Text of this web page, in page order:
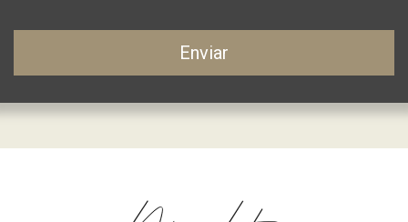
Enviar